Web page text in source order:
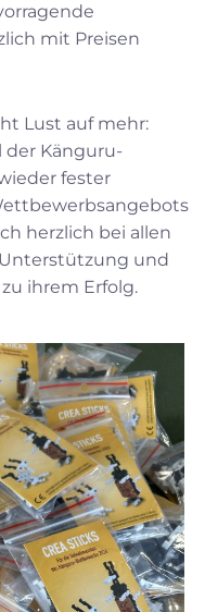
mit Preisen
Lust auf mehr:
der Känguru-
fester
herzlich bei allen
und
ihrem Erfolg.